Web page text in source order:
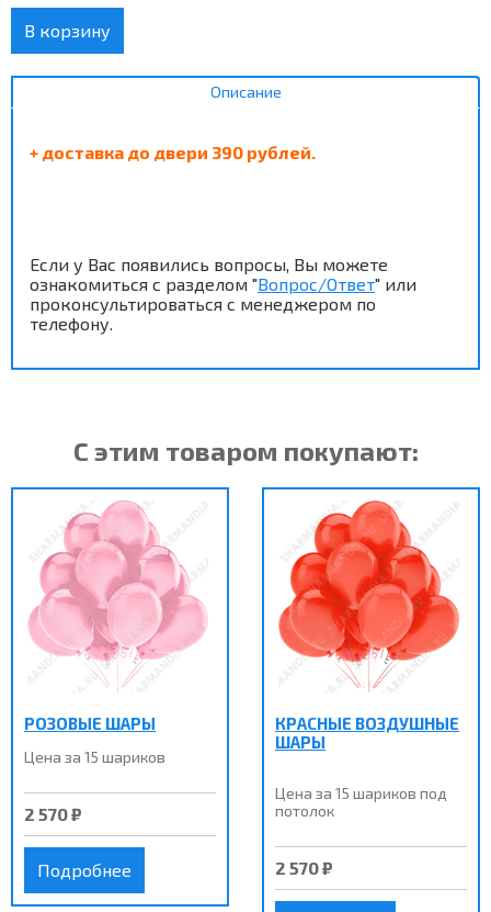
В корзину
Описание
+ доставка до двери 390 рублей.
Если у Вас появились вопросы, Вы можете
ознакомиться с разделом "Вопрос/Ответ" или
проконсультироваться с менеджером по
телефону.
С этим товаром покупают:
РОЗОВЫЕ ШАРЫ
Цена за 15 шариков
2 570 ₽
Подробнее
КРАСНЫЕ ВОЗДУШНЫЕ
ШАРЫ
Цена за 15 шариков под
потолок
2 570 ₽